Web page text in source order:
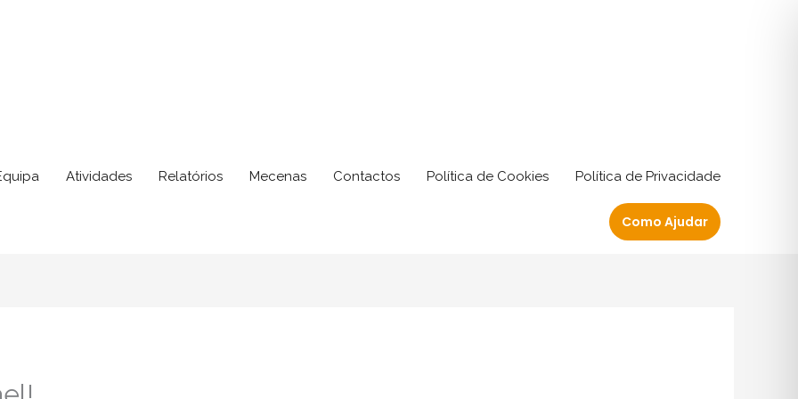
Atividades Relatórios Mecenas Contactos Política de Cookies Política de Privacidade
Como Ajudar